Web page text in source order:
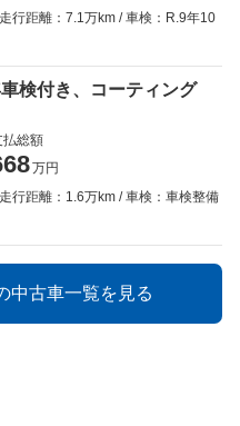
走行距離：7.1万km
車検：R.9年10
検付き、コーティング
払総額
万円
走行距離：1.6万km
車検：車検整備
中古車一覧を見る